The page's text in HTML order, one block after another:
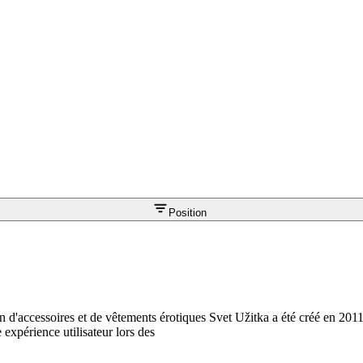
Position
d'accessoires et de vêtements érotiques Svet Užitka a été créé en
utilisateur lors des